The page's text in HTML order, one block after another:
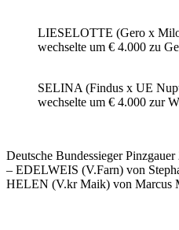
LIESELOTTE (Gero x
wechselte um € 4.000 zu
SELINA (Findus x UE
wechselte um € 4.000 zur
Deutsche Bundessieger
– EDELWEIS (V.Farn) von
HELEN (V.kr Maik) von Marcus